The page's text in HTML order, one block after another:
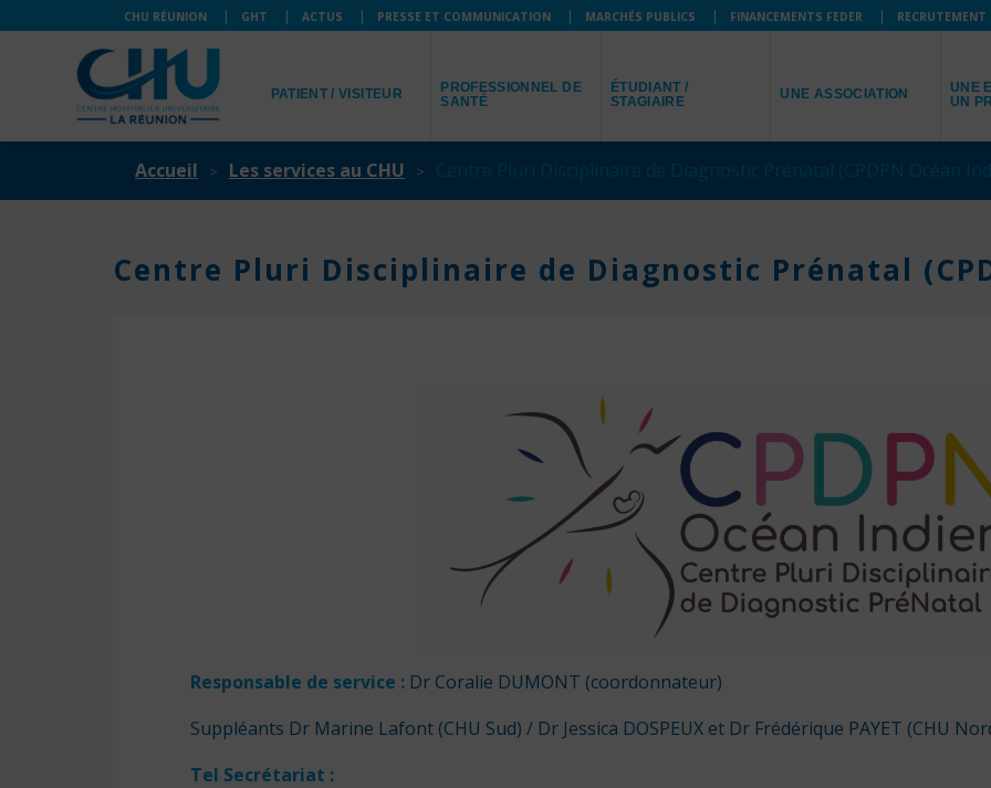
CHU RÉUNION GHT ACTUS PRESSE ET COMMUNICATION MARCHÉS PUBLICS FINANCEMENTS FEDER RECRUTEMENT
PATIENT / VISITEUR
PROFESSIONNEL DE
SANTÉ
ÉTUDIANT /
STAGIAIRE
UNE ASSOCIATION
UNE
UN
Accueil Les services au CHU
Centre Pluri Disciplinaire de Diagnostic Prénatal
Responsable de service : Dr Coralie DUMONT (coordonnateur)
Suppléants Dr Marine Lafont (CHU Sud) / Dr Jessica DOSPEUX et Dr Frédérique PAYET (CHU
Tel Secrétariat :